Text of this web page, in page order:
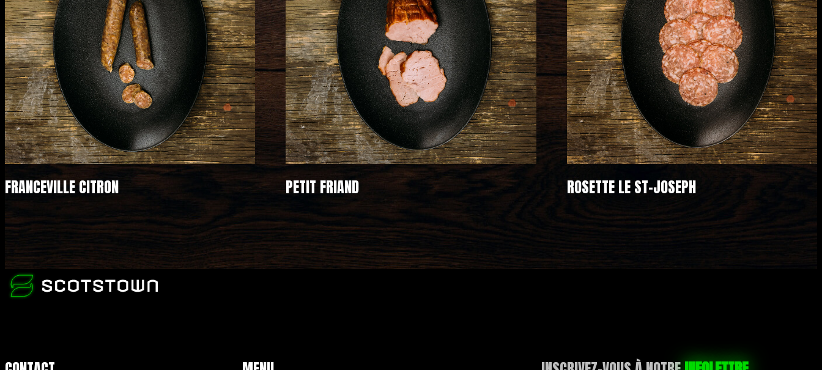
FRANCEVILLE CITRON PETIT FRIAND ROSETTE LE ST-JOSEPH